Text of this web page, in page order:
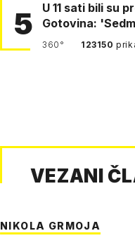
5
U 11 sati bili su pred Kninom.
Gotovina:
4. gardijska
360° 123150
VEZANI
NIKOLA GRMOJA